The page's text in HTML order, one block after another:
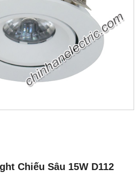
Chiếu Sâu 15W D112